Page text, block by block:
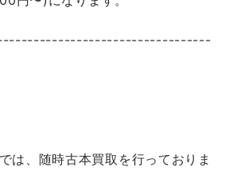
は、随時古本買取を行っておりま